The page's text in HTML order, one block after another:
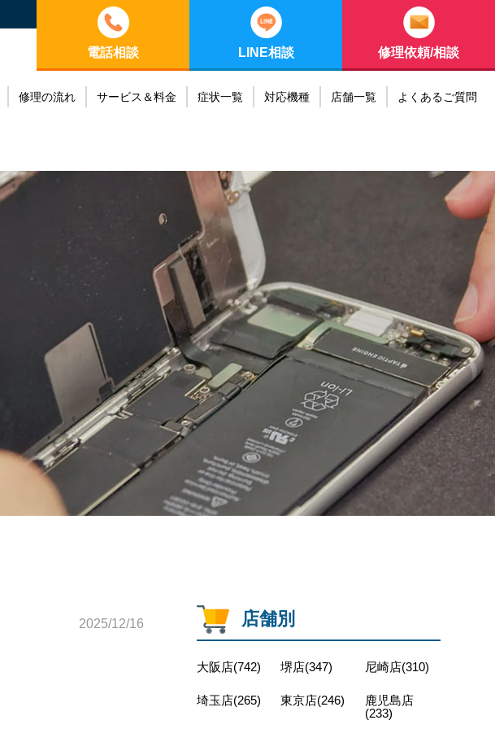
修理の流れ サービス＆料金 症状一覧 対応機種 店舗一覧 よくあるご質問
電話相談 LINE相談 修理依頼/相談
2025/12/16 店舗別
大阪店(742) 堺店(347) 尼崎店(310)
埼玉店(265) 東京店(246)
鹿児島店
(233)